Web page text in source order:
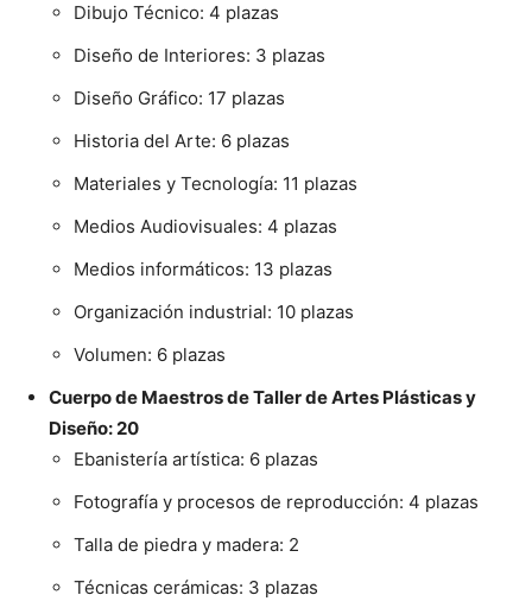
Dibujo Técnico: 4 plazas
Diseño de Interiores: 3 plazas
Diseño Gráfico: 17 plazas
Historia del Arte: 6 plazas
Materiales y Tecnología: 11 plazas
Medios Audiovisuales: 4 plazas
Medios informáticos: 13 plazas
Organización industrial: 10 plazas
Volumen: 6 plazas
Cuerpo de Maestros de Taller de Artes Plásticas y
Diseño: 20
Ebanistería artística: 6 plazas
Fotografía y procesos de reproducción: 4 plazas
Talla de piedra y madera: 2
Técnicas cerámicas: 3 plazas